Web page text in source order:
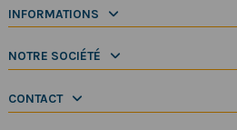
INFORMATIONS
NOTRE SOCIÉTÉ
CONTACT